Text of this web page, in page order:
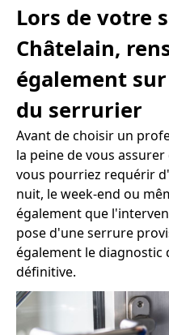
Lors de votre
Châtelain,
également
du serrurier
Avant de choisir un
la peine de vous
vous pourriez requérir
nuit, le week-end ou
également que
pose d'une serrure
également le
définitive.